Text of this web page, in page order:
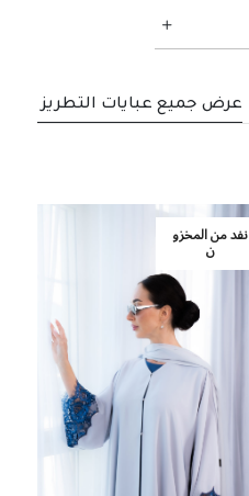
عرض جميع عبايات التطريز
نفد من المخزو
ن